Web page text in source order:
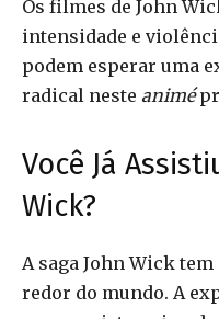
Os filmes de John
intensidade e
podem esperar uma
radical neste animé
Você Já
Wick?
A saga John Wick
redor do mundo. A